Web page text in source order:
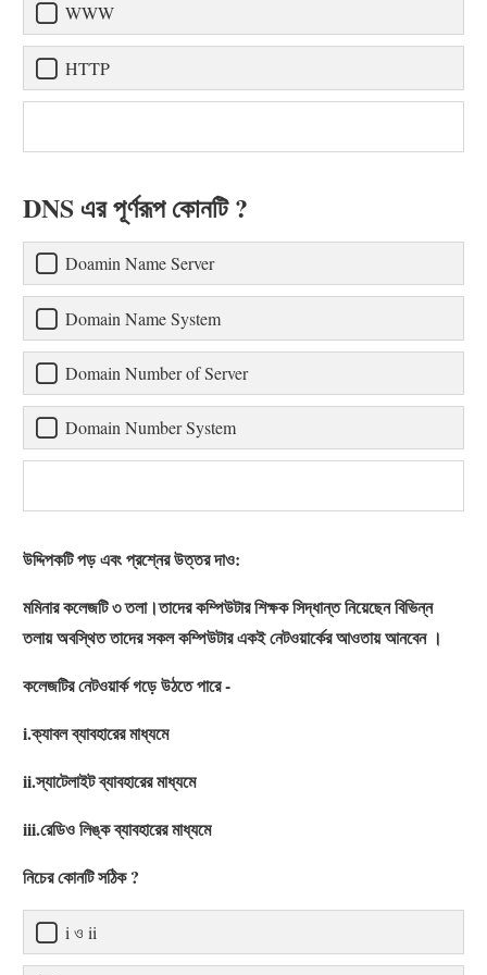
WWW
HTTP
DNS এর পূর্ণরূপ কোনটি ?
Doamin Name Server
Domain Name System
Domain Number of Server
Domain Number System
উদ্দিপকটি পড় এবং প্রশ্নের উত্তর দাও:
মমিনার কলেজটি ৩ তলা।তাদের কম্পিউটার শিক্ষক সিদ্ধান্ত নিয়েছেন বিভিন্ন
তলায় অবস্থিত তাদের সকল কম্পিউটার একই নেটওয়ার্কের আওতায় আনবেন ।
কলেজটির নেটওয়ার্ক গড়ে উঠতে পারে -
i.ক্যাবল ব্যাবহারের মাধ্যমে
ii.স্যাটেলাইট ব্যাবহারের মাধ্যমে
iii.রেডিও লিঙ্ক ব্যাবহারের মাধ্যমে
নিচের কোনটি সঠিক ?
i ও ii